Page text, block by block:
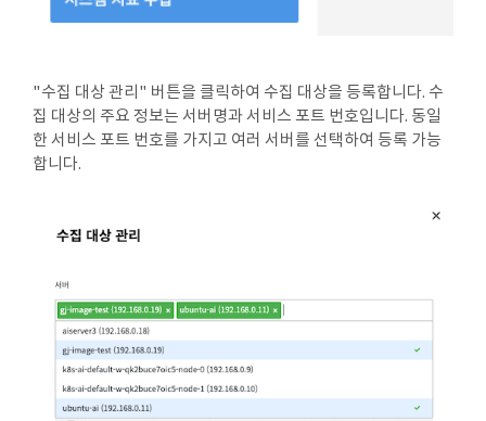
"수집 대상 관리" 버튼을 클릭하여 수집 대상을 등록합니다. 수
집 대상의 주요 정보는 서버명과 서비스 포트 번호입니다. 동일
한 서비스 포트 번호를 가지고 여러 서버를 선택하여 등록 가능
합니다.